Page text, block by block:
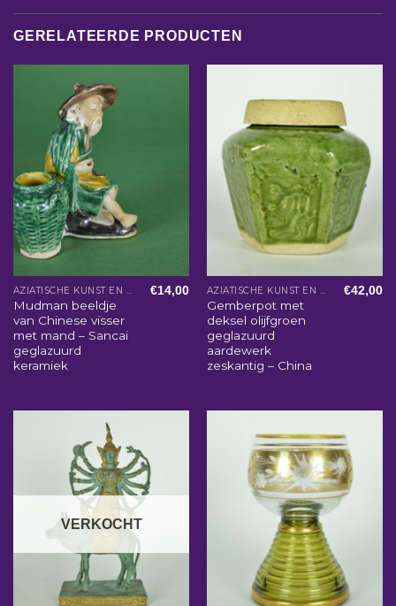
GERELATEERDE PRODUCTEN
Mudman beeldje
van Chinese visser
met mand – Sancai
geglazuurd
keramiek
€14,00
Gemberpot met
deksel olijfgroen
geglazuurd
aardewerk
zeskantig – China
€42,00
VERKOCHT